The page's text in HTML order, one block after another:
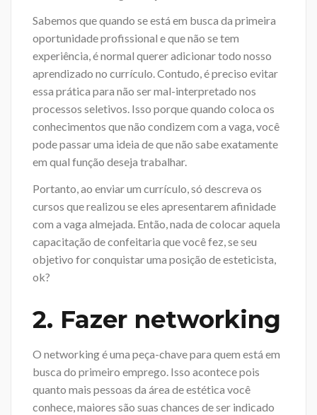
Sabemos que quando se está em busca da primeira
oportunidade profissional e que não se tem
experiência, é normal querer adicionar todo nosso
aprendizado no currículo. Contudo, é preciso evitar
essa prática para não ser mal-interpretado nos
processos seletivos. Isso porque quando coloca os
conhecimentos que não condizem com a vaga, você
pode passar uma ideia de que não sabe exatamente
em qual função deseja trabalhar.
Portanto, ao enviar um currículo, só descreva os
cursos que realizou se eles apresentarem afinidade
com a vaga almejada. Então, nada de colocar aquela
capacitação de confeitaria que você fez, se seu
objetivo for conquistar uma posição de esteticista,
ok?
2. Fazer networking
O networking é uma peça-chave para quem está em
busca do primeiro emprego. Isso acontece pois
quanto mais pessoas da área de estética você
conhece, maiores são suas chances de ser indicado